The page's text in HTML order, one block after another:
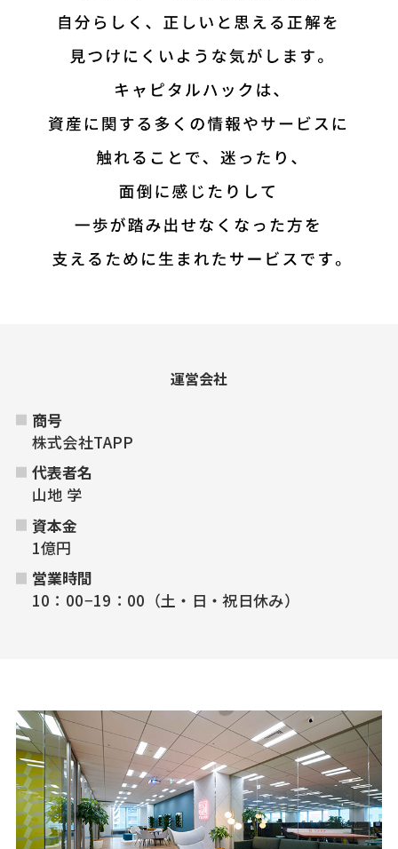
運営会社
商号
株式会社TAPP
代表者名
山地 学
資本金
1億円
営業時間
10：00−19：00（土・日・祝日休み）